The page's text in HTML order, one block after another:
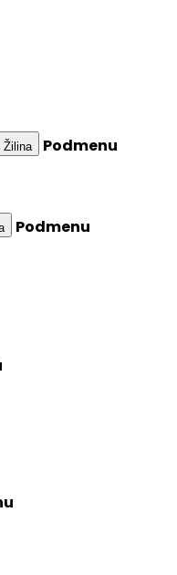
Žilina
Podmenu
Podmenu